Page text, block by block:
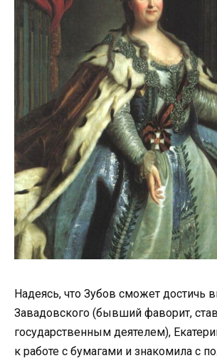
Надеясь, что Зубов сможет достичь
Завадовского (бывший фаворит,
государственным деятелем),
к работе с бумагами и знакомила с